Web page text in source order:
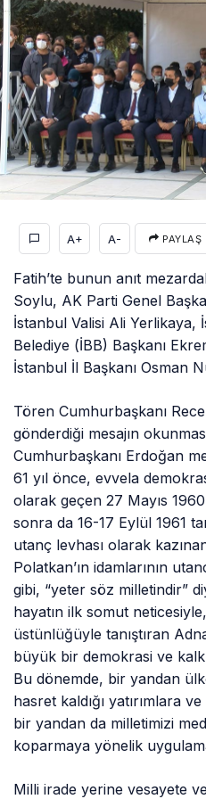
A+ A- PAYLAŞ
Fatih’te bunun anıt
Soylu, AK Parti Genel
İstanbul Valisi Ali Yerlikaya,
Belediye (İBB) Başkanı
İstanbul İl Başkanı Osman
Tören Cumhurbaşkanı
gönderdiği mesajın
Cumhurbaşkanı Erdoğan
61 yıl önce, evvela
olarak geçen 27 Mayıs
sonra da 16-17 Eylül 1961
utanç levhası olarak
Polatkan’ın idamlarının
gibi, “yeter söz milletindir”
hayatın ilk somut
üstünlüğüyle tanıştıran
büyük bir demokrasi ve
Bu dönemde, bir yandan
hasret kaldığı yatırımlara
bir yandan da milletimizi
koparmaya yönelik
Milli irade yerine vesayete